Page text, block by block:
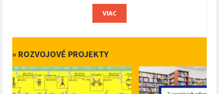
VIAC
» ROZVOJOVÉ PROJEKTY